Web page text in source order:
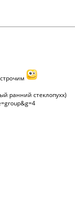
ранний стеклопухх)